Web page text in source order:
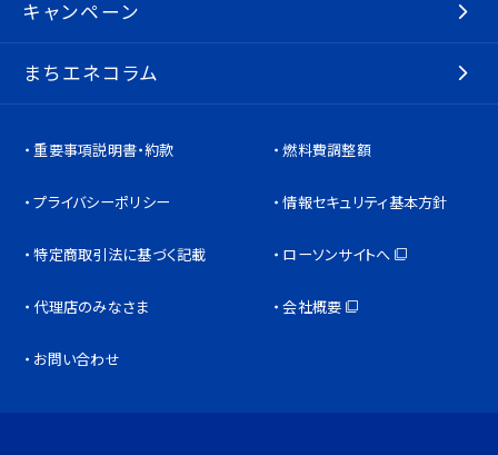
キャンペーン
まちエネコラム
重要事項説明書・約款 燃料費調整額
プライバシーポリシー 情報セキュリティ基本方針
特定商取引法に基づく記載 ローソンサイトへ
代理店のみなさま 会社概要
お問い合わせ